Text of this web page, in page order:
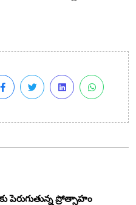
ప్రోత్సాహం